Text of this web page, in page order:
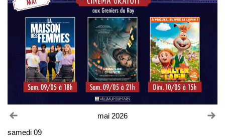
mai 2026
samedi 09